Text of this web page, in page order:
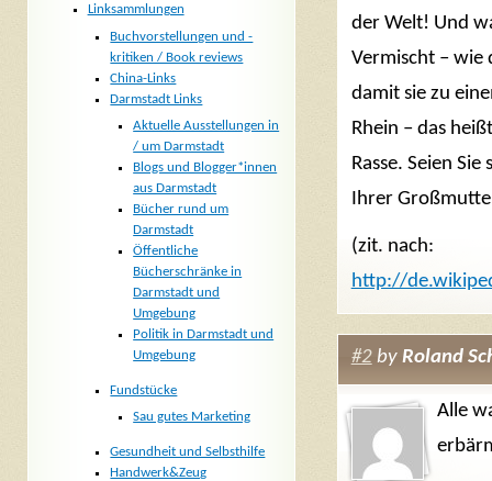
der Welt! Und
Vermischt – wie
damit sie zu
Rhein – das
Rasse. Seien
Ihrer
(zit. nach:
http://
#2by Roland
Alle
Linksammlungen
Buchvorstellungen und -
kritiken / Book reviews
China-Links
Darmstadt Links
Aktuelle Ausstellungen in
/ um Darmstadt
Blogs und Blogger*innen
aus Darmstadt
Bücher rund um
Darmstadt
Öffentliche
Bücherschränke in
Darmstadt und
Umgebung
Politik in Darmstadt und
Umgebung
Fundstücke
Sau gutes Marketing
Gesundheit und Selbsthilfe
Handwerk&Zeug